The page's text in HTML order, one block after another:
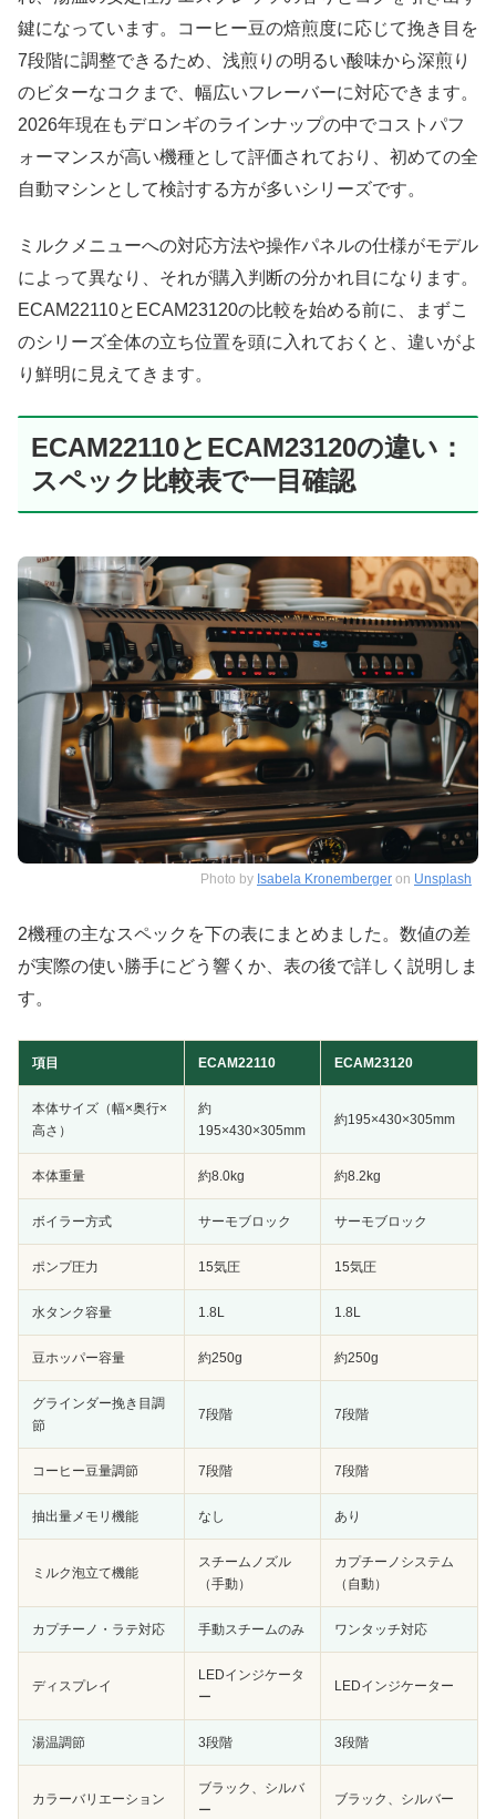
鍵になっています。コーヒー豆の焙煎度に応じて挽き目を
7段階に調整できるため、浅煎りの明るい酸味から深煎り
のビターなコクまで、幅広いフレーバーに対応できます。
2026年現在もデロンギのラインナップの中でコストパフ
ォーマンスが高い機種として評価されており、初めての全
自動マシンとして検討する方が多いシリーズです。
ミルクメニューへの対応方法や操作パネルの仕様がモデル
によって異なり、それが購入判断の分かれ目になります。
ECAM22110とECAM23120の比較を始める前に、まずこ
のシリーズ全体の立ち位置を頭に入れておくと、違いがよ
り鮮明に見えてきます。
ECAM22110とECAM23120の違い：
スペック比較表で一目確認
Photo by Isabela Kronemberger on Unsplash
2機種の主なスペックを下の表にまとめました。数値の差
が実際の使い勝手にどう響くか、表の後で詳しく説明しま
す。
項目 ECAM22110 ECAM23120
本体サイズ（幅×奥行×
高さ）
約
195×430×305mm
約195×430×305mm
本体重量 約8.0kg 約8.2kg
ボイラー方式 サーモブロック サーモブロック
ポンプ圧力 15気圧 15気圧
水タンク容量 1.8L 1.8L
豆ホッパー容量 約250g 約250g
グラインダー挽き目調
節
7段階 7段階
コーヒー豆量調節 7段階 7段階
抽出量メモリ機能 なし あり
ミルク泡立て機能
スチームノズル
（手動）
カプチーノシステム
（自動）
カプチーノ・ラテ対応 手動スチームのみ ワンタッチ対応
ディスプレイ
LEDインジケータ
ー
LEDインジケーター
湯温調節 3段階 3段階
カラーバリエーション
ブラック、シルバ
ー
ブラック、シルバー